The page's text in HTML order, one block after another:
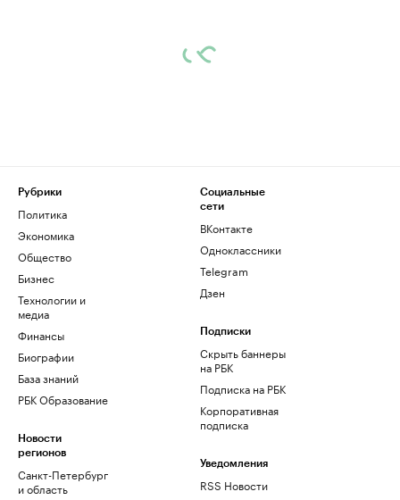
Рубрики
Политика
Экономика
Общество
Бизнес
Технологии и
медиа
Финансы
Биографии
База знаний
РБК Образование
Новости
регионов
Санкт-Петербург
и область
Социальные
сети
ВКонтакте
Одноклассники
Telegram
Дзен
Подписки
Скрыть баннеры
на РБК
Подписка на РБК
Корпоративная
подписка
Уведомления
RSS Новости